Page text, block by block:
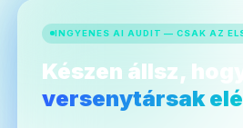
INGYENES AI AUDIT — CSAK AZ
Készen állsz, hogy
versenytársak